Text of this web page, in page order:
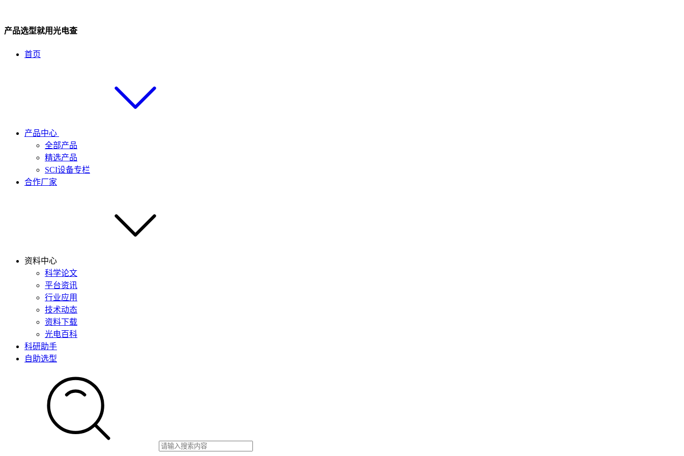
产品选型就用光电查
首页
产品中心
全部产品
精选产品
SCI设备专栏
合作厂家
资料中心
科学论文
平台资讯
行业应用
技术动态
资料下载
光电百科
科研助手
自助选型